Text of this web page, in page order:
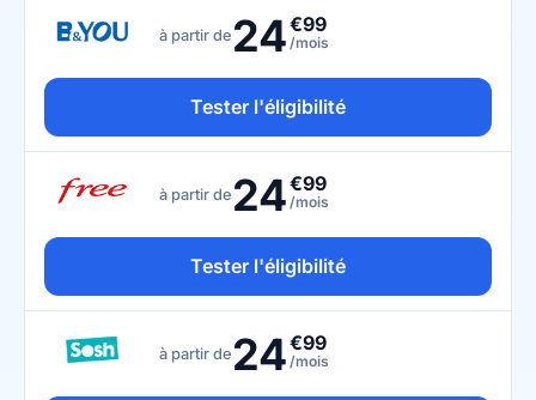
à partir de 24€99
/mois
Tester l'éligibilité
à partir de 24€99
/mois
Tester l'éligibilité
à partir de 24€99
/mois